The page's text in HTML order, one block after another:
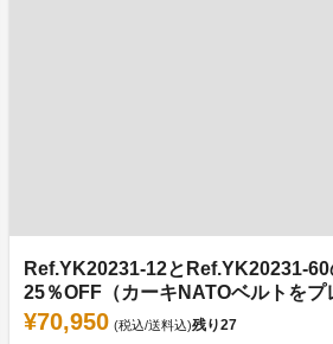
Ref.YK20231-12とRef.YK20231-60
25％OFF（カーキNATOベルトをプ
¥70,950 (税込/送料込)残り27